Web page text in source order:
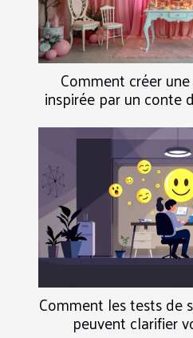
Comment créer
inspirée par un conte
Comment les tests de
peuvent clarifier